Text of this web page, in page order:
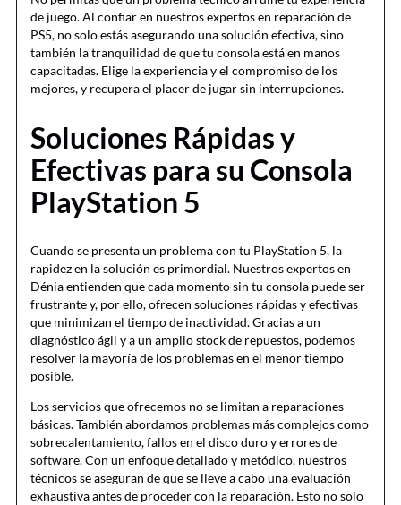
de juego. Al confiar en nuestros expertos en reparación de
PS5, no solo estás asegurando una solución efectiva, sino
también la tranquilidad de que tu consola está en manos
capacitadas. Elige la experiencia y el compromiso de los
mejores, y recupera el placer de jugar sin interrupciones.
Soluciones Rápidas y
Efectivas para su Consola
PlayStation 5
Cuando se presenta un problema con tu PlayStation 5, la
rapidez en la solución es primordial. Nuestros expertos en
Dénia entienden que cada momento sin tu consola puede ser
frustrante y, por ello, ofrecen soluciones rápidas y efectivas
que minimizan el tiempo de inactividad. Gracias a un
diagnóstico ágil y a un amplio stock de repuestos, podemos
resolver la mayoría de los problemas en el menor tiempo
posible.
Los servicios que ofrecemos no se limitan a reparaciones
básicas. También abordamos problemas más complejos como
sobrecalentamiento, fallos en el disco duro y errores de
software. Con un enfoque detallado y metódico, nuestros
técnicos se aseguran de que se lleve a cabo una evaluación
exhaustiva antes de proceder con la reparación. Esto no solo